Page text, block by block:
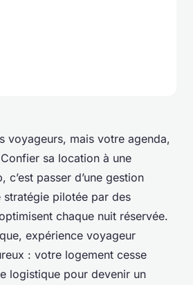
voyageurs, mais votre agenda,
sa location à une
passer d’une gestion
stratégie pilotée par des
chaque nuit réservée.
expérience voyageur
: votre logement cesse
logistique pour devenir un